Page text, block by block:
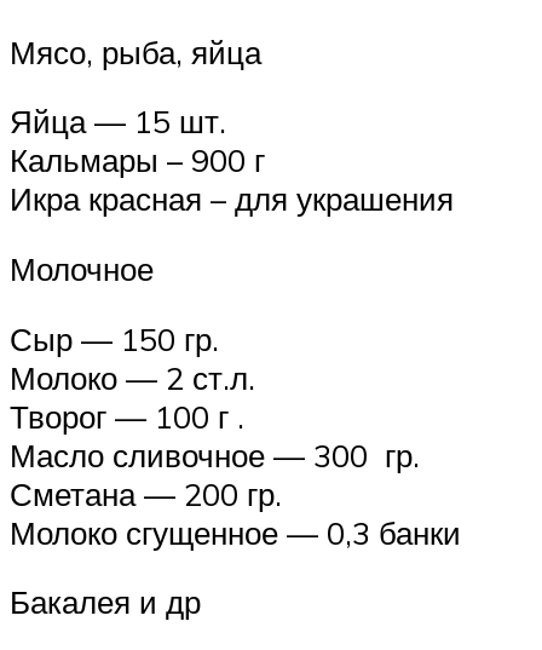
Мясо, рыба, яйца
Яйца — 15 шт.
Кальмары – 900 г
Икра красная – для украшения
Молочное
Сыр — 150 гр.
Молоко — 2 ст.л.
Творог — 100 г .
Масло сливочное — 300 гр.
Сметана — 200 гр.
Молоко сгущенное — 0,3 банки
Бакалея и др